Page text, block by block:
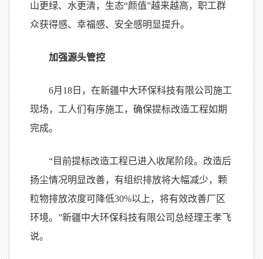
山更绿、水更清，生态“颜值”越来越高，职工群
众获得感、幸福感、安全感明显提升。
加强源头管控
6月18日，在新疆中大环保科技有限公司施工
现场，工人们有序施工，确保提标改造工程如期
完成。
“目前提标改造工程已进入收尾阶段。改造后
扬尘情况明显改善，有组织排放将大幅减少，颗
粒物排放浓度可降低30%以上，将有效改善厂区
环境。”新疆中大环保科技有限公司总经理王孝飞
说。